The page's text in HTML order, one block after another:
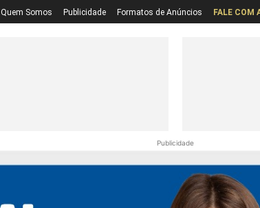
Quem Somos Publicidade Formatos de Anúncios FALE COM
Publicidade